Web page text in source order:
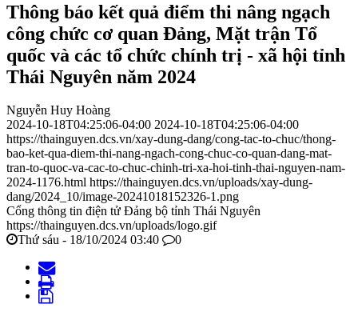
Thông báo kết quả điểm thi nâng ngạch
công chức cơ quan Đảng, Mặt trận Tổ
quốc và các tổ chức chính trị - xã hội tỉnh
Thái Nguyên năm 2024
Nguyễn Huy Hoàng
2024-10-18T04:25:06-04:00 2024-10-18T04:25:06-04:00
https://thainguyen.dcs.vn/xay-dung-dang/cong-tac-to-chuc/thong-
bao-ket-qua-diem-thi-nang-ngach-cong-chuc-co-quan-dang-mat-
tran-to-quoc-va-cac-to-chuc-chinh-tri-xa-hoi-tinh-thai-nguyen-nam-
2024-1176.html https://thainguyen.dcs.vn/uploads/xay-dung-
dang/2024_10/image-20241018152326-1.png
Cổng thông tin điện tử Đảng bộ tỉnh Thái Nguyên
https://thainguyen.dcs.vn/uploads/logo.gif
Thứ sáu - 18/10/2024 03:40
0